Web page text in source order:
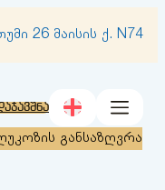
26 მაისის ქ. N74
განსაზღვრა